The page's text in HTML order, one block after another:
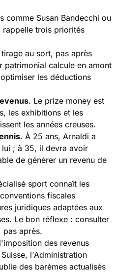
comme Susan Bandecchi ou
rappelle trois priorités
au sort, pas après
patrimonial calcule en amont
les déductions
. Le prize money est
les exhibitions et les
les années creuses.
. À 25 ans, Arnaldi a
lui ; à 35, il devra avoir
de générer un revenu de
sport connaît les
fiscales
juridiques adaptées aux
Le bon réflexe : consulter
pas après.
des revenus
l'Administration
des barèmes actualisés